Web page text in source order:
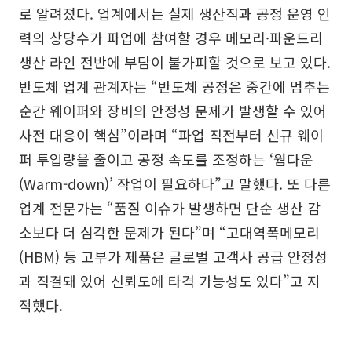
로 알려졌다. 업계에서는 실제 생산직과 공정 운영 인
력의 상당수가 파업에 참여할 경우 메모리·파운드리
생산 라인 전반에 부담이 불가피할 것으로 보고 있다.
반도체 업계 관계자는 “반도체 공정은 중간에 멈추는
순간 웨이퍼와 장비의 안정성 문제가 발생할 수 있어
사전 대응이 핵심”이라며 “파업 직전부터 신규 웨이
퍼 투입량을 줄이고 공정 속도를 조정하는 ‘웜다운
(Warm-down)’ 작업이 필요하다”고 말했다. 또 다른
업계 전문가는 “품질 이슈가 발생하면 단순 생산 감
소보다 더 심각한 문제가 된다”며 “고대역폭메모리
(HBM) 등 고부가 제품은 글로벌 고객사 공급 안정성
과 직결돼 있어 신뢰도에 타격 가능성도 있다”고 지
적했다.